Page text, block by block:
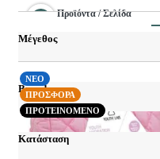
Από
Μέγεθος
200 ml
500 ml
50 ml
Brands
Apivita
Autan
Κατάσταση
Προϊόντα / Σελίδα
ΝΕΟ
ΠΡΟΣΦΟΡΑ
ΠΡΟΤΕΙΝΟΜΕΝΟ